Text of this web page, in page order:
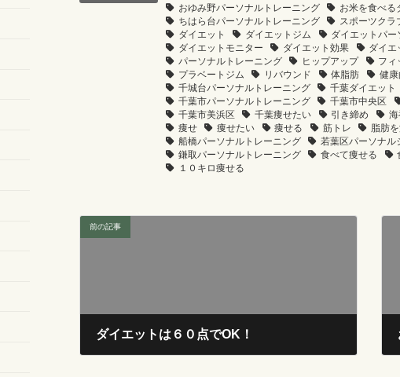
おゆみ野パーソナルトレーニング
お米を食べる
ちはら台パーソナルトレーニング
スポーツクラ
ダイエット
ダイエットジム
ダイエットパー
ダイエットモニター
ダイエット効果
ダイエ
パーソナルトレーニング
ヒップアップ
フィ
プラベートジム
リバウンド 体脂肪
健
千城台パーソナルトレーニング
千葉ダイエット
千葉市パーソナルトレーニング
千葉市中央区
千葉市美浜区
千葉痩せたい 引き締め
痩せ
痩せたい 痩せる 筋トレ
脂肪
船橋パーソナルトレーニング
若葉区パーソナル
鎌取パーソナルトレーニング
食べて痩せる
１０キロ痩せる
前の記事
ダイエットは６０点でOK！